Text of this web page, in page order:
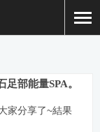
部能量SPA。
家分享了~結果